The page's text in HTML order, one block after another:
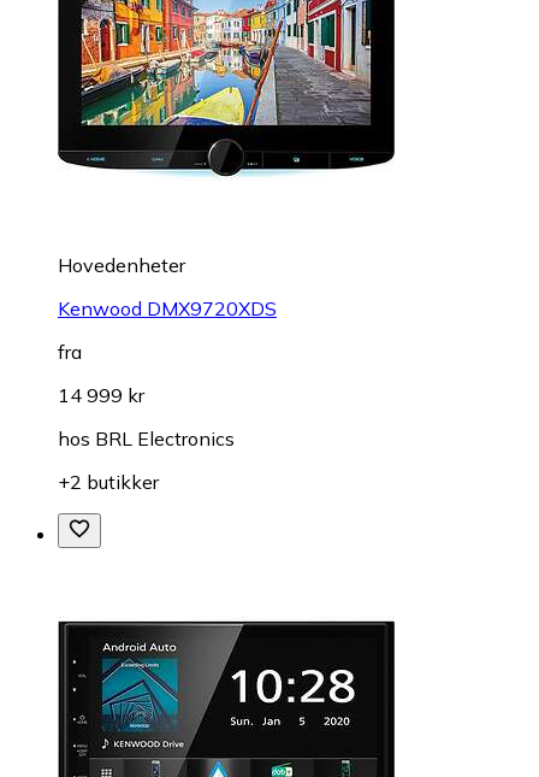
Hovedenheter
Kenwood DMX9720XDS
fra
14 999 kr
hos BRL Electronics
+2 butikker